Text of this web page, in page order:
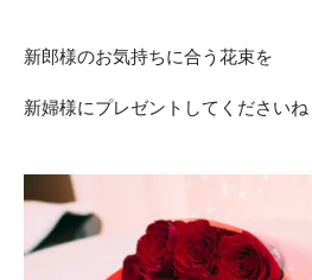
新郎様のお気持ちに合う花束を
新婦様にプレゼントしてくださいね